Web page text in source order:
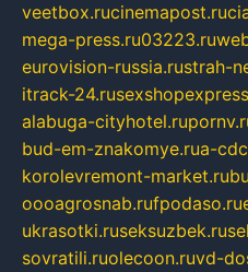
veetbox.rucinemapost.ru
mega-press.ru03223.ru
eurovision-russia.rustrah-
itrack-24.ru
alabuga-cityhotel.ru
bud-em-znakomye.rua-
korolevremont-market.ru
oooagrosnab.rufpodaso.ru
ukrasotki.ruseksuzbek.ru
sovratili.ruolecoon.ruvd-